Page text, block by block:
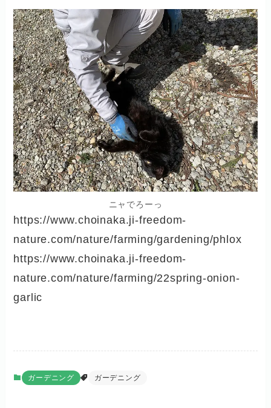
ニャでろーっ
https://www.choinaka.ji-freedom-
nature.com/nature/farming/gardening/phlox
https://www.choinaka.ji-freedom-
nature.com/nature/farming/22spring-onion-
garlic
ガーデニング ガーデニング